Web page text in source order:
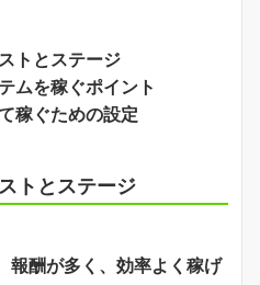
トとステージ
ムを稼ぐポイント
稼ぐための設定
トとステージ
報酬が多く、効率よく稼げ